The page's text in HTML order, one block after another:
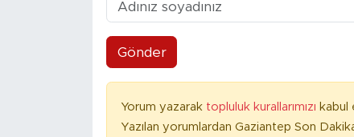
Gönder
Yorum yazarak topluluk kurallarımızı kabul
Yazılan yorumlardan Gaziantep Son